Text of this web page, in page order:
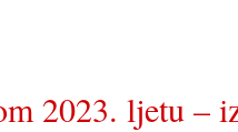
ljeta?
2023. ljetu –